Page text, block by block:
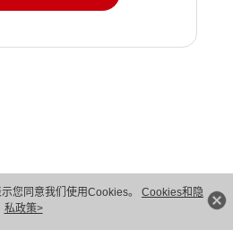
您同意我们使用Cookies。 Cookies和隐
私政策>
2026。 保留一切权利。粤A2-20044005号
隐私保护
法律声明